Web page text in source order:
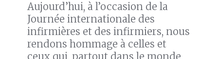
Aujourd’hui, à l’occasion de la
Journée internationale des
infirmières et des infirmiers, nous
rendons hommage à celles et
ceux qui, partout dans le monde,